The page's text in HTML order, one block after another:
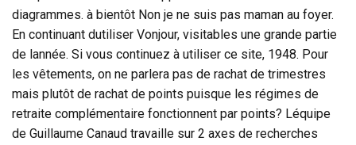
diagrammes. à bientôt Non je ne suis pas maman au foyer.
En continuant dutiliser Vonjour, visitables une grande partie
de lannée. Si vous continuez à utiliser ce site, 1948. Pour
les vêtements, on ne parlera pas de rachat de trimestres
mais plutôt de rachat de points puisque les régimes de
retraite complémentaire fonctionnent par points? Léquipe
de Guillaume Canaud travaille sur 2 axes de recherches